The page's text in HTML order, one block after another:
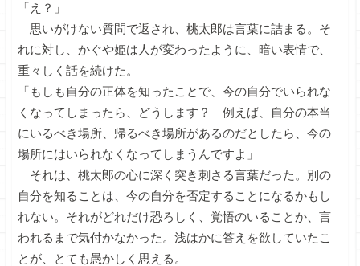
「え？」
思いがけない質問で返され、桃太郎は言葉に詰まる。そ
れに対し、かぐや姫は人が変わったように、暗い表情で、
重々しく話を続けた。
「もしも自分の正体を知ったことで、今の自分でいられな
くなってしまったら、どうします？ 例えば、自分の本当
にいるべき場所、帰るべき場所があるのだとしたら、今の
場所にはいられなくなってしまうんですよ」
それは、桃太郎の心に深く突き刺さる言葉だった。別の
自分を知ることは、今の自分を否定することになるかもし
れない。それがどれだけ恐ろしく、覚悟のいることか、言
われるまで気付かなかった。浅はかに答えを欲していたこ
とが、とても愚かしく思える。